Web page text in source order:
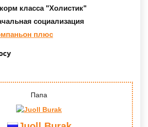
класса "Холистик"
социализация
плюс
Папа